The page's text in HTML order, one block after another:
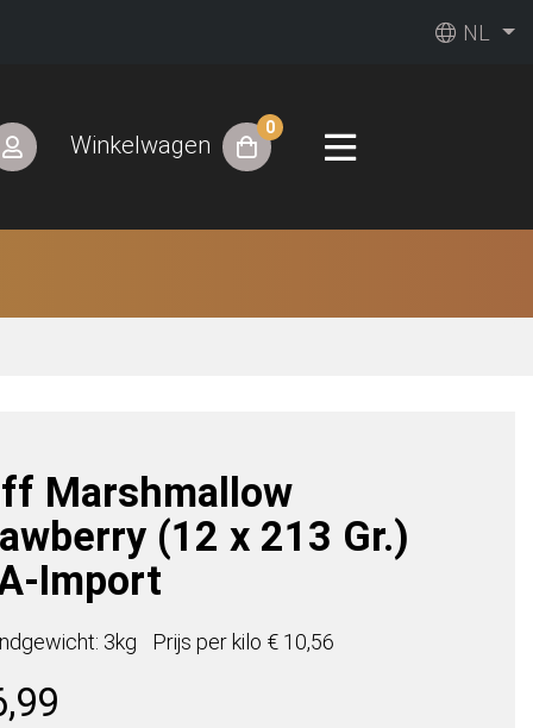
NL
Winkelwagen
0
Marshmallow
(12 x 213 Gr.)
Import
3kg Prijs per kilo € 10,56